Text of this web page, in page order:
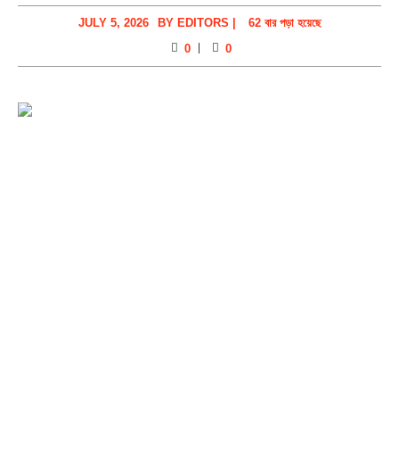
JULY 5, 2026 BY EDITORS
62 বার পড়া হয়েছে
0
0